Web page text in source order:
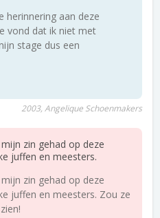
herinnering aan deze
vond dat ik niet met
stage dus een
2003, Angelique Schoenmakers
zin gehad op deze
juffen en meesters.
zin gehad op deze
juffen en meesters. Zou ze